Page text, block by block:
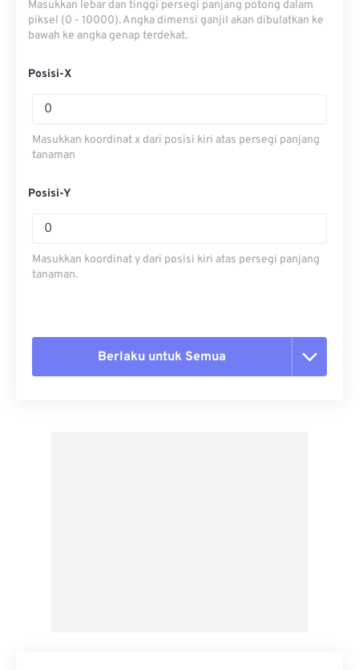
Masukkan lebar dan tinggi persegi panjang potong dalam
piksel (0 - 10000). Angka dimensi ganjil akan dibulatkan ke
bawah ke angka genap terdekat.
Posisi-X
Masukkan koordinat x dari posisi kiri atas persegi panjang
tanaman
Posisi-Y
Masukkan koordinat y dari posisi kiri atas persegi panjang
tanaman.
Berlaku untuk Semua